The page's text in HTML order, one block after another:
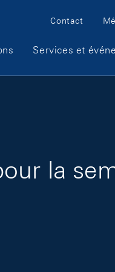
Meta
Contact
Services et
la